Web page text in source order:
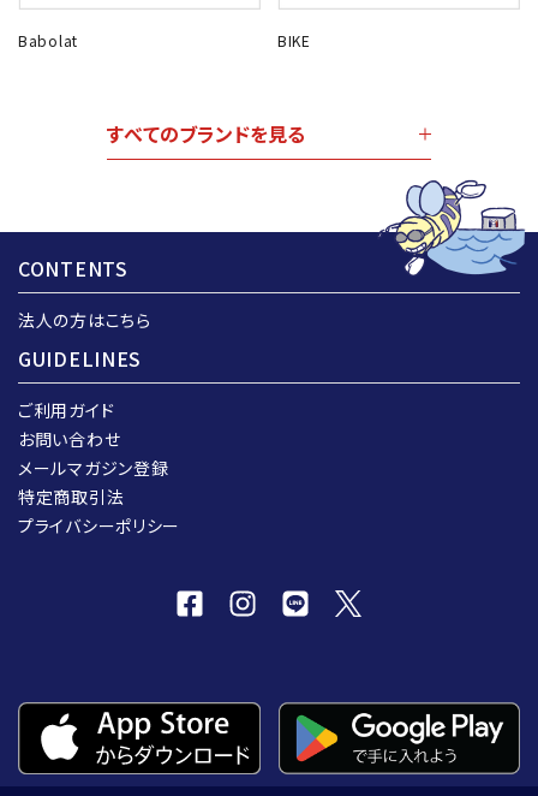
Babolat BIKE
すべてのブランドを見る
CONTENTS
法人の方はこちら
GUIDELINES
ご利用ガイド
お問い合わせ
メールマガジン登録
特定商取引法
プライバシーポリシー